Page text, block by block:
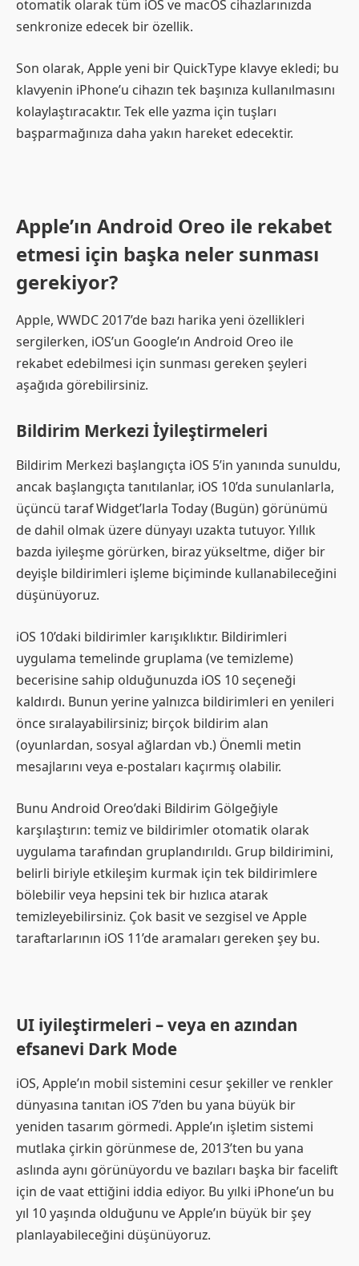
otomatik olarak tüm iOS ve macOS cihazlarınızda
senkronize edecek bir özellik.
Son olarak, Apple yeni bir QuickType klavye ekledi; bu
klavyenin iPhone’u cihazın tek başınıza kullanılmasını
kolaylaştıracaktır. Tek elle yazma için tuşları
başparmağınıza daha yakın hareket edecektir.
Apple’ın Android Oreo ile rekabet
etmesi için başka neler sunması
gerekiyor?
Apple, WWDC 2017’de bazı harika yeni özellikleri
sergilerken, iOS’un Google’ın Android Oreo ile
rekabet edebilmesi için sunması gereken şeyleri
aşağıda görebilirsiniz.
Bildirim Merkezi İyileştirmeleri
Bildirim Merkezi başlangıçta iOS 5’in yanında sunuldu,
ancak başlangıçta tanıtılanlar, iOS 10’da sunulanlarla,
üçüncü taraf Widget’larla Today (Bugün) görünümü
de dahil olmak üzere dünyayı uzakta tutuyor. Yıllık
bazda iyileşme görürken, biraz yükseltme, diğer bir
deyişle bildirimleri işleme biçiminde kullanabileceğini
düşünüyoruz.
iOS 10’daki bildirimler karışıklıktır. Bildirimleri
uygulama temelinde gruplama (ve temizleme)
becerisine sahip olduğunuzda iOS 10 seçeneği
kaldırdı. Bunun yerine yalnızca bildirimleri en yenileri
önce sıralayabilirsiniz; birçok bildirim alan
(oyunlardan, sosyal ağlardan vb.) Önemli metin
mesajlarını veya e-postaları kaçırmış olabilir.
Bunu Android Oreo’daki Bildirim Gölgeğiyle
karşılaştırın: temiz ve bildirimler otomatik olarak
uygulama tarafından gruplandırıldı. Grup bildirimini,
belirli biriyle etkileşim kurmak için tek bildirimlere
bölebilir veya hepsini tek bir hızlıca atarak
temizleyebilirsiniz. Çok basit ve sezgisel ve Apple
taraftarlarının iOS 11’de aramaları gereken şey bu.
UI iyileştirmeleri – veya en azından
efsanevi Dark Mode
iOS, Apple’ın mobil sistemini cesur şekiller ve renkler
dünyasına tanıtan iOS 7’den bu yana büyük bir
yeniden tasarım görmedi. Apple’ın işletim sistemi
mutlaka çirkin görünmese de, 2013’ten bu yana
aslında aynı görünüyordu ve bazıları başka bir facelift
için de vaat ettiğini iddia ediyor. Bu yılki iPhone’un bu
yıl 10 yaşında olduğunu ve Apple’ın büyük bir şey
planlayabileceğini düşünüyoruz.